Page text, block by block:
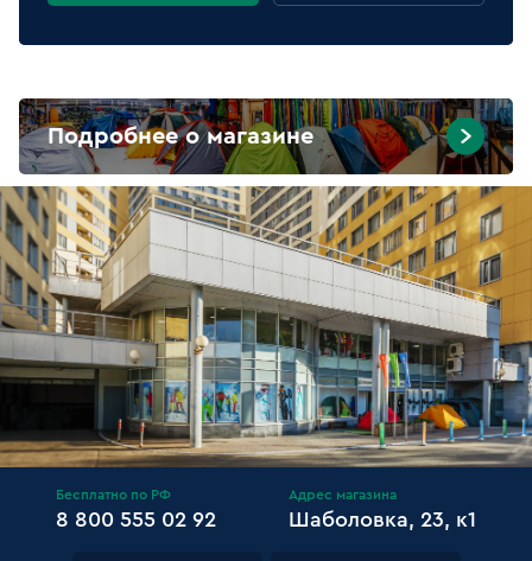
Подробнее о магазине
Бесплатно по РФ
8 800 555 02 92
Адрес магазина
Шаболовка, 23, к1